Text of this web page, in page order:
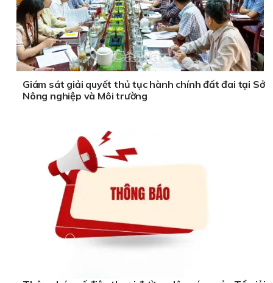
Giám sát giải quyết thủ tục hành chính đất đai tại Sở
Nông nghiệp và Môi trường